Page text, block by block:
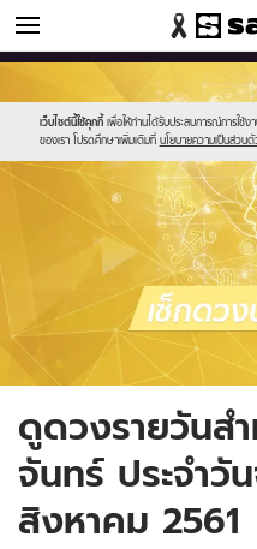
ดูดวง
เว็บไซต์นี้ใช้คุกกี้ เพื่อให้ท่านได้รับประสบการณ์การใช้
ของเรา โปรดศึกษาเพิ่มเติมที่ นโยบายความเป็นส่วนตั
//s.isanook.com/sr/0/images/
new-
sanook.png
//s.isanook.com/ho/0/ud/fxd/day/
ดูดวงรายวันส
จันทร์ ประจำวั
สิงหาคม 2561